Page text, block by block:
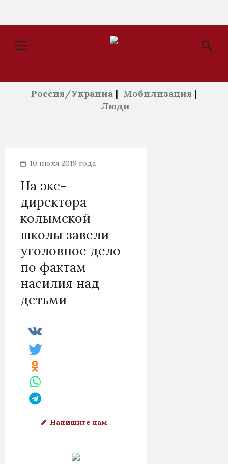
Россия/Украина | Мобилизация |
Люди
10 июля 2019 года
На экс-
директора
колымской
школы завели
уголовное дело
по фактам
насилия над
детьми
Напишите нам